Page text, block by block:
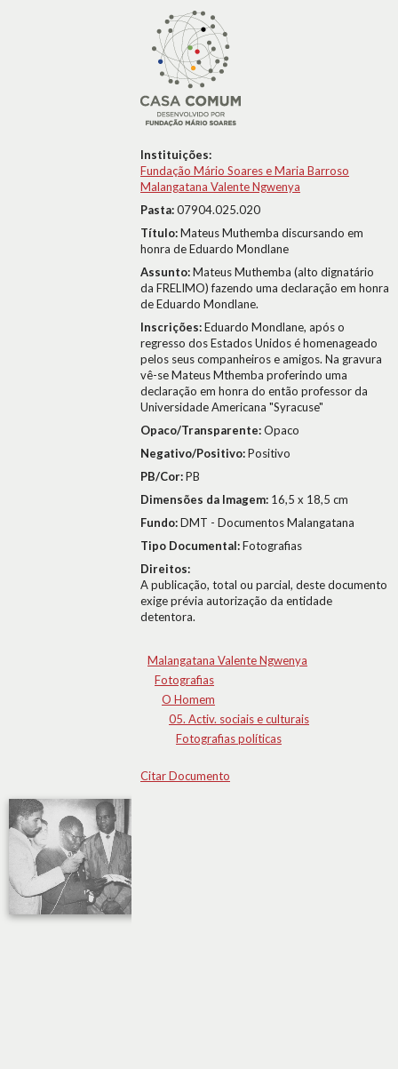
Instituições:
Fundação Mário Soares e Maria Barroso
Malangatana Valente Ngwenya
Pasta:07904.025.020
Título:Mateus Muthemba discursando em
honra de Eduardo Mondlane
Assunto:Mateus Muthemba (alto dignatário
da FRELIMO) fazendo uma declaração em honra
de Eduardo Mondlane.
Inscrições:Eduardo Mondlane, após o
regresso dos Estados Unidos é homenageado
pelos seus companheiros e amigos. Na gravura
vê-se Mateus Mthemba proferindo uma
declaração em honra do então professor da
Universidade Americana "Syracuse"
Opaco/Transparente:Opaco
Negativo/Positivo:Positivo
PB/Cor:PB
Dimensões da Imagem: 16,5 x 18,5 cm
Fundo:DMT - Documentos Malangatana
Tipo Documental:Fotografias
Direitos:
A publicação, total ou parcial, deste documento
exige prévia autorização da entidade
detentora.
Malangatana Valente Ngwenya
Fotografias
O Homem
05. Activ. sociais e culturais
Fotografias políticas
Citar Documento